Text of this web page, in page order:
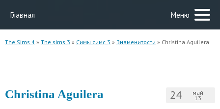
Главная Меню
The Sims 4 » The sims 3 » Симы симс 3 » Знаменитости » Christina Aguilera
24 май
13
Christina Aguilera